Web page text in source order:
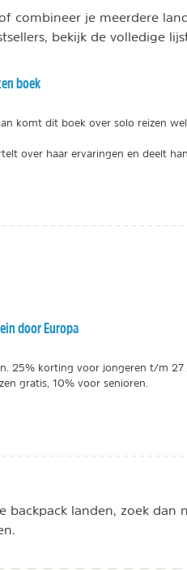
combineer je meerdere
bekijk de volledige
boek
komt dit boek over solo reizen
over haar ervaringen en deelt
door Europa
25% korting voor jongeren t/m 27
gratis, 10% voor senioren.
backpack landen, zoek